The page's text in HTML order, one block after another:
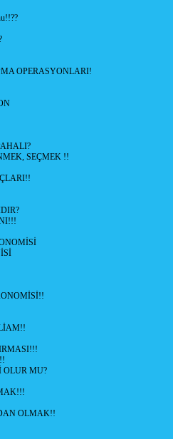
OPERASYONLARI!
SEÇMEK !!
OLUR MU?
OLMAK!!